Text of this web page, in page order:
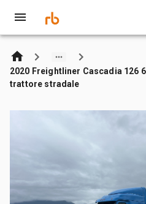
2020 Freightliner Cascadia 126
trattore stradale